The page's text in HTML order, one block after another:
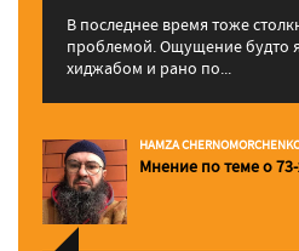
В последнее время тоже
проблемой. Ощущение будто
хиджабом и рано по...
HAMZA
Мнение по теме о